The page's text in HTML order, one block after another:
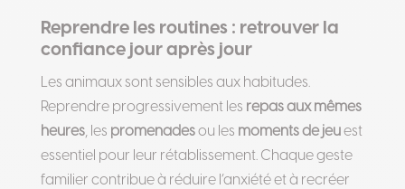
Reprendre les routines : retrouver la
confiance jour après jour
Les animaux sont sensibles aux habitudes.
Reprendre progressivement les repas aux mêmes
heures, les promenadesou les moments de jeuest
essentiel pour leur rétablissement. Chaque geste
familier contribue à réduire l’anxiété et à recréer